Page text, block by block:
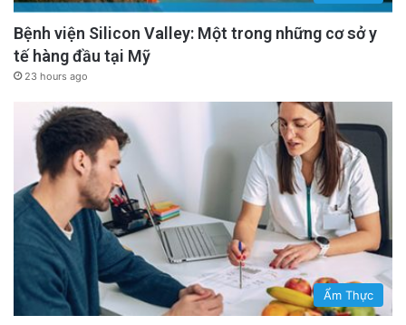
Bệnh viện Silicon Valley: Một trong những cơ sở y
tế hàng đầu tại Mỹ
23 hours ago
Ẩm Thực